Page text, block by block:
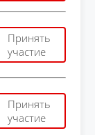
Принять
участие
Принять
участие